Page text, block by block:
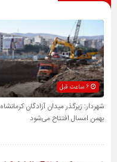
6 ساعت قبل
شهردار: زیرگذر میدان آزادگان کرمانشاه
بهمن امسال افتتاح می‌شود